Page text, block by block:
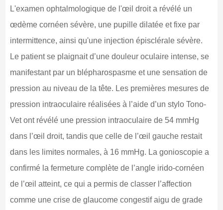
L'examen ophtalmologique de l'œil droit a révélé un
œdème cornéen sévère, une pupille dilatée et fixe par
intermittence, ainsi qu'une injection épisclérale sévère.
Le patient se plaignait d’une douleur oculaire intense, se
manifestant par un blépharospasme et une sensation de
pression au niveau de la tête. Les premières mesures de
pression intraoculaire réalisées à l’aide d’un stylo Tono-
Vet ont révélé une pression intraoculaire de 54 mmHg
dans l’œil droit, tandis que celle de l’œil gauche restait
dans les limites normales, à 16 mmHg. La gonioscopie a
confirmé la fermeture complète de l’angle irido-cornéen
de l’œil atteint, ce qui a permis de classer l’affection
comme une crise de glaucome congestif aigu de grade